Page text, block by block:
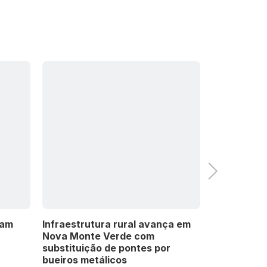
Infraestrutura rural avança em
Nova Monte Verde com
substituição de pontes por
bueiros metálicos
Next